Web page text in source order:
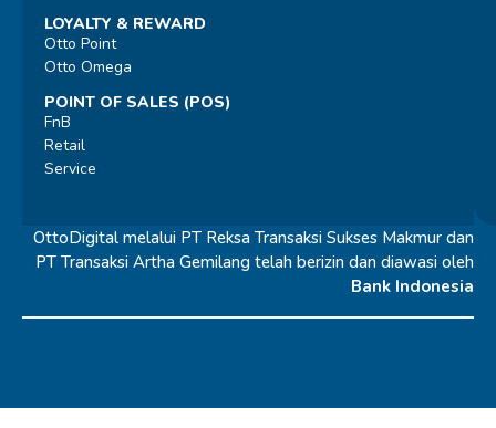
LOYALTY & REWARD
Otto Point
Otto Omega
POINT OF SALES (POS)
FnB
Retail
Service
OttoDigital melalui PT Reksa Transaksi Sukses Makmur dan
PT Transaksi Artha Gemilang telah berizin dan diawasi oleh
Bank Indonesia